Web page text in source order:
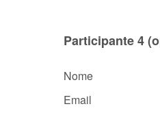
Participante 4
Nome
Email